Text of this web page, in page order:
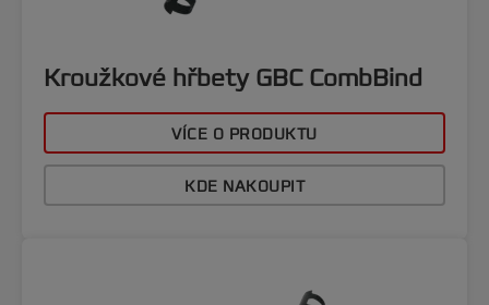
Kroužkové hřbety GBC CombBind
VÍCE O PRODUKTU
KDE NAKOUPIT